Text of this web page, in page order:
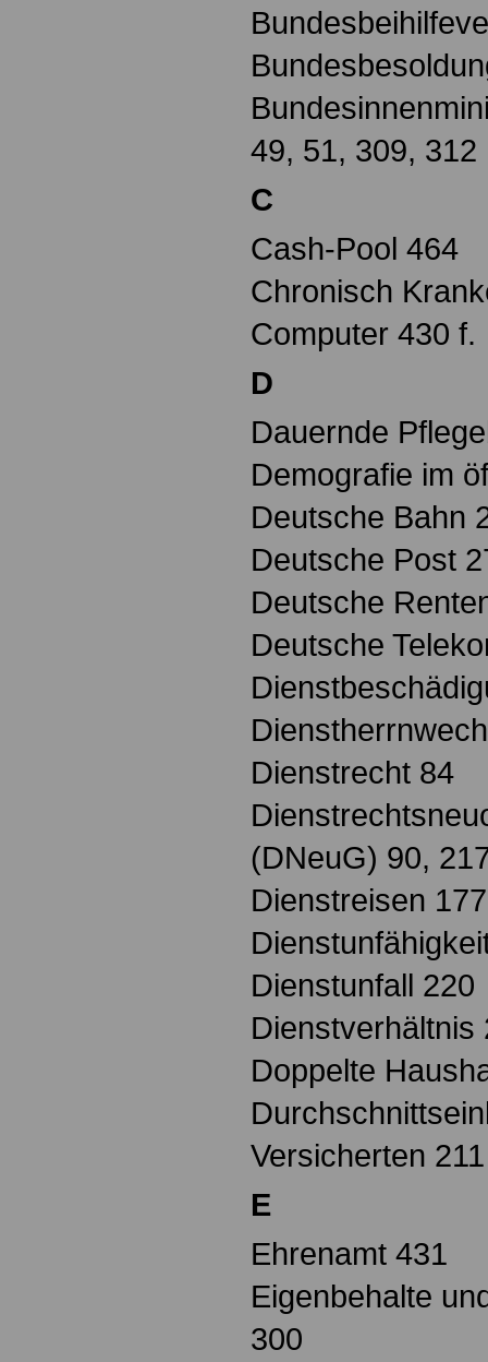
49, 51, 309, 312
C
Cash-Pool 464
Chronisch
Computer 430 f.
D
Dauernde
Demografie im
Deutsche Bahn
Deutsche Post
Deutsche
Deutsche
Dienstrecht 84
(DNeuG) 90,
Dienstreisen 177
Dienstunfall 220
Dienstverhältnis
Doppelte
Versicherten 211
E
Ehrenamt 431
Eigenbehalte
300